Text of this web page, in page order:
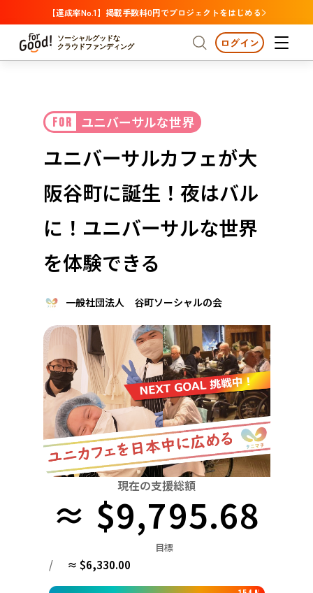
【達成率No.1】掲載手数料0円でプロジェクトをはじめる
ソーシャルグッドな
クラウドファンディング
プロジェクトからさがす 注目
カテゴリーからさがす 国際協力
医療・福祉
人権・マイノリティ
近畿
中国
四国
九州・沖縄
注目 新着
支援金額が多い
支援人数が多い
終了日が近い
カテゴリーからさがす
国際協力 医療・福祉
子ども・教育
環境・エシカル
人権・マイノリティ
社会貢献
地域からさがす
北海道 青森 岩手 宮城 秋田
茨城 栃木 埼玉 千葉 東京
新潟 富山 石川 福井 山梨 長野
滋賀 京都 大阪 兵庫 奈良
島根 岡山 広島 山口
九州・沖縄
ログイン
FOR ユニバーサルな世界
ユニバーサルカフェが大
阪谷町に誕生！夜はバル
に！ユニバーサルな世界
を体験できる
一般社団法人 谷町ソーシャルの会
現在の支援総額
≈ $9,795.68
目標
/ ≈ $6,330.00